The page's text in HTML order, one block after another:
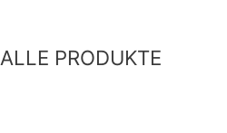
ALLE PRODUKTE